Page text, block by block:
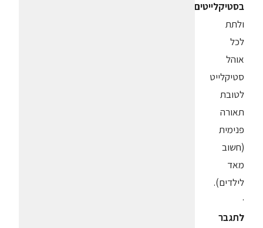
בסטיקלייטים
ולתת
לכל
אוהל
סטיקלייט
לטובת
תאורה
פנימית
(חשוב
מאד
לילדים).
·
לתגבר